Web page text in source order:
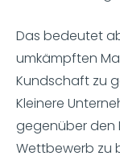
Das bedeutet
umkämpften
Kundschaft zu
Kleinere
gegenüber den
Wettbewerb zu